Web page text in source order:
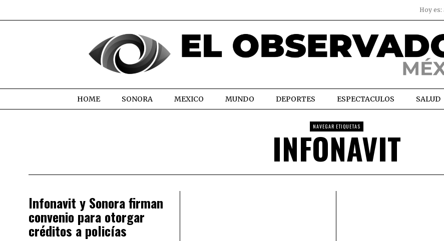
Hoy es:
HOME SONORA MEXICO MUNDO DEPORTES ESPECTACULOS SALUD
NAVEGAR ETIQUETAS
INFONAVIT
Infonavit y Sonora firman
convenio para otorgar
créditos a policías